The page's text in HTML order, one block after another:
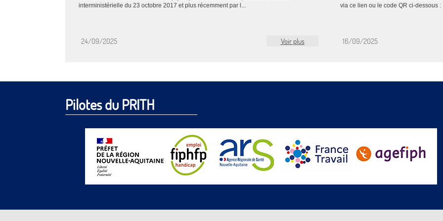
interministérielle du 23 octobre 2017 et plus récemment par l...
24/09/2025 Voir plus
via ce lien ou le code QR ci-dessous :
16/09/2025
Pilotes du PRITH